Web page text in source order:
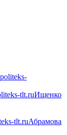
tlt.ruИщенко
tlt.ruАбрамова